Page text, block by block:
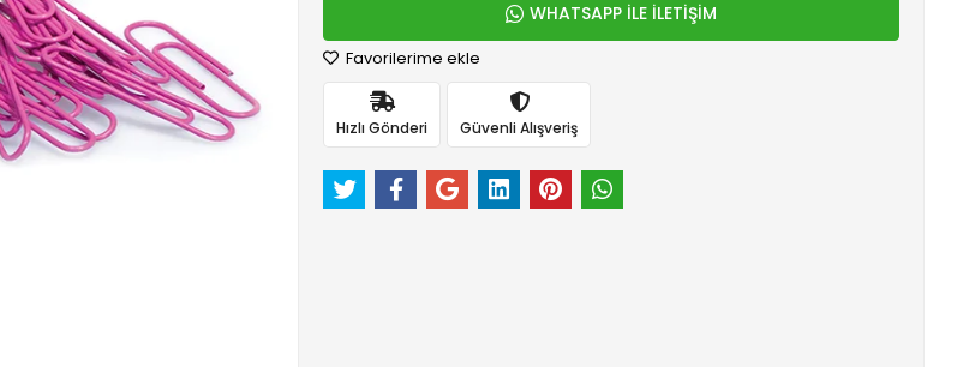
WHATSAPP İLE İLETİŞİM
Favorilerime ekle
Hızlı Gönderi Güvenli Alışveriş